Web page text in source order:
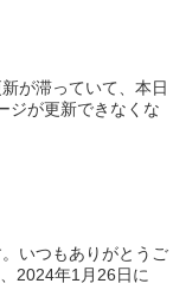
が滞っていて、本日
ジが更新できなくな
いつもありがとうご
2024年1月26日に